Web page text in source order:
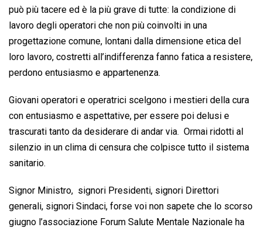
può più tacere ed è la più grave di tutte: la condizione di
lavoro degli operatori che non più coinvolti in una
progettazione comune, lontani dalla dimensione etica del
loro lavoro, costretti all’indifferenza fanno fatica a resistere,
perdono entusiasmo e appartenenza.
Giovani operatori e operatrici scelgono i mestieri della cura
con entusiasmo e aspettative, per essere poi delusi e
trascurati tanto da desiderare di andar via. Ormai ridotti al
silenzio in un clima di censura che colpisce tutto il sistema
sanitario.
Signor Ministro, signori Presidenti, signori Direttori
generali, signori Sindaci, forse voi non sapete che lo scorso
giugno l’associazione Forum Salute Mentale Nazionale ha